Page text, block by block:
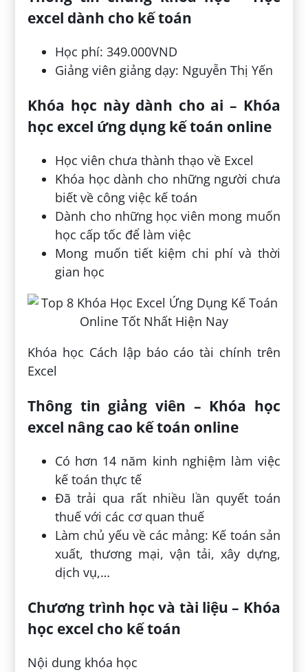
excel dành cho kế toán
Học phí: 349.000VND
Giảng viên giảng dạy: Nguyễn Thị Yến
Khóa học này dành cho ai – Khóa
học excel ứng dụng kế toán online
Học viên chưa thành thạo về Excel
Khóa học dành cho những người chưa
biết về công việc kế toán
Dành cho những học viên mong muốn
học cấp tốc để làm việc
Mong muốn tiết kiệm chi phí và thời
gian học
Khóa học Cách lập báo cáo tài chính trên
Excel
Thông tin giảng viên – Khóa học
excel nâng cao kế toán online
Có hơn 14 năm kinh nghiệm làm việc
kế toán thực tế
Đã trải qua rất nhiều lần quyết toán
thuế với các cơ quan thuế
Làm chủ yếu về các mảng: Kế toán sản
xuất, thương mại, vận tải, xây dựng,
dịch vụ,…
Chương trình học và tài liệu – Khóa
học excel cho kế toán
Nội dung khóa học